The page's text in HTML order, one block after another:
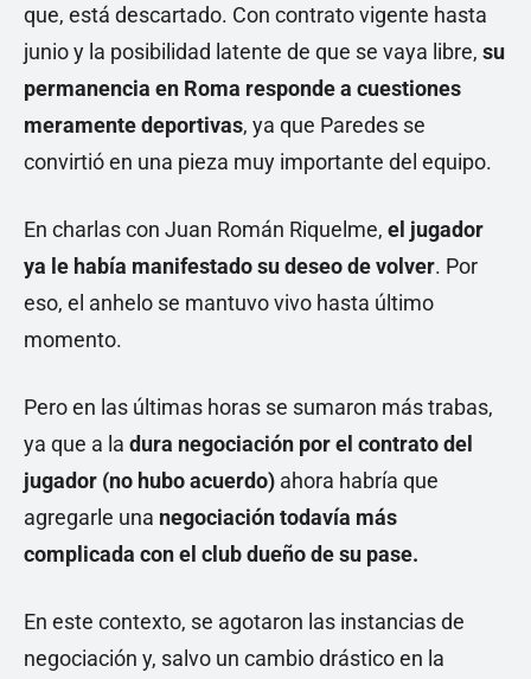
que, está descartado. Con contrato vigente hasta
junio y la posibilidad latente de que se vaya libre, su
permanencia en Roma responde a cuestiones
meramente deportivas, ya que Paredes se
convirtió en una pieza muy importante del equipo.
En charlas con Juan Román Riquelme, el jugador
ya le había manifestado su deseo de volver. Por
eso, el anhelo se mantuvo vivo hasta último
momento.
Pero en las últimas horas se sumaron más trabas,
ya que a la dura negociación por el contrato del
jugador (no hubo acuerdo) ahora habría que
agregarle una negociación todavía más
complicada con el club dueño de su pase.
En este contexto, se agotaron las instancias de
negociación y, salvo un cambio drástico en la